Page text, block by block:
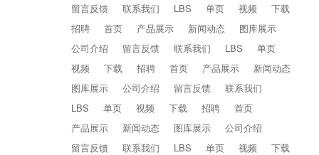
留言反馈
联系我们 LBS 单页 视频
下载
招聘
首页 产品展示 新闻动态
图库展示
公司介绍
留言反馈 联系我们 LBS
单页
视频
下载 招聘 首页 产品展示
新闻动态
图库展示
公司介绍 留言反馈
联系我们
LBS
单页 视频 下载 招聘
首页
产品展示
新闻动态 图库展示
公司介绍
留言反馈
联系我们 LBS 单页 视频
下载